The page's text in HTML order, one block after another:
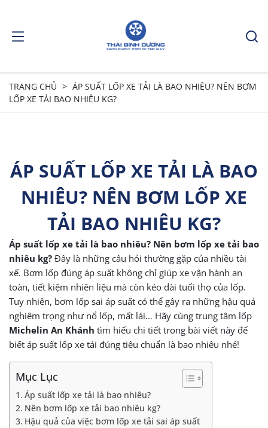
TRANG CHỦ
ÁP SUẤT LỐP XE TẢI LÀ BAO NHIÊU? NÊN BƠM
LỐP XE TẢI BAO NHIÊU KG?
ÁP SUẤT LỐP XE TẢI LÀ BAO
NHIÊU? NÊN BƠM LỐP XE
TẢI BAO NHIÊU KG?
Áp suất lốp xe tải là bao nhiêu? Nên bơm lốp xe tải bao
nhiêu kg? Đây là những câu hỏi thường gặp của nhiều tài
xế. Bơm lốp đúng áp suất không chỉ giúp xe vận hành an
toàn, tiết kiệm nhiên liệu mà còn kéo dài tuổi thọ của lốp.
Tuy nhiên, bơm lốp sai áp suất có thể gây ra những hậu quả
nghiêm trọng như nổ lốp, mất lái… Hãy cùng trung tâm lốp
Michelin An Khánh tìm hiểu chi tiết trong bài viết này để
biết áp suất lốp xe tải đúng tiêu chuẩn là bao nhiêu nhé!
Mục Lục
Áp suất lốp xe tải là bao nhiêu?
Nên bơm lốp xe tải bao nhiêu kg?
Hậu quả của việc bơm lốp xe tải sai áp suất